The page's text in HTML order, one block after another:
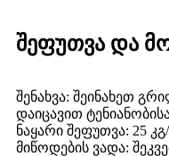
შეფუთვა და
შენახვა: შეინახეთ
დაიცავით
ნაყარი შეფუთვა: 25
მიწოდების ვადა: